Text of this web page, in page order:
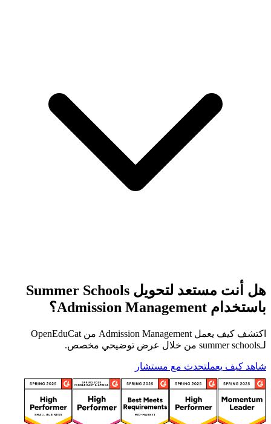
هل أنت مستعد لتحويل Summer Schools
باستخدام Admission Management؟
اكتشف كيف يعمل Admission Management من OpenEduCat
لـsummer schools من خلال عرض توضيحي مخصص.
شاهد كيف يعملتحدث مع مستشار